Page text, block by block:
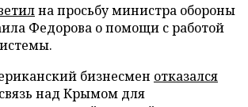
на просьбу министра обороны
Федорова о помощи с работой
бизнесмен отказался
над Крымом для